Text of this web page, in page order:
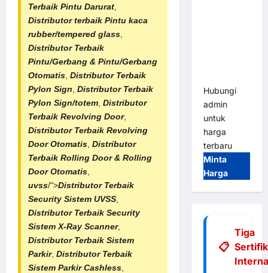
Terbaik Pintu Darurat
Distributor terbaik Pintu kaca
rubber/tempered glass
Distributor Terbaik
Pintu/Gerbang & Pintu/Gerbang
Otomatis Distributor Terbaik
Pylon Sign Distributor Terbaik
Pylon Sign/totem Distributor
Terbaik Revolving Door,
Distributor Terbaik Revolving
Door Otomatis Distributor
Terbaik Rolling Door & Rolling
Door Otomatis
uvss/">Distributor Terbaik
Security Sistem UVSS
Distributor Terbaik Security
Sistem X-Ray Scanner,
Distributor Terbaik Sistem
Parkir, Distributor Terbaik
Sistem Parkir Cashless
Hubungi
admin
untuk
harga
terbaru
Minta
Harga
Tiga